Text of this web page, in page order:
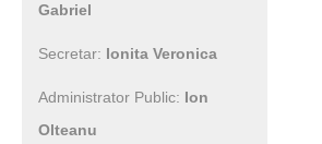
Gabriel
Secretar: Ionita Veronica
Administrator Public: Ion
Olteanu